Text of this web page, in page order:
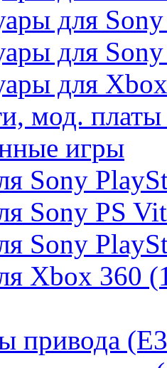
для
для
для
мод.
игры
Sony
Sony PS
Sony
Xbox 360
привода